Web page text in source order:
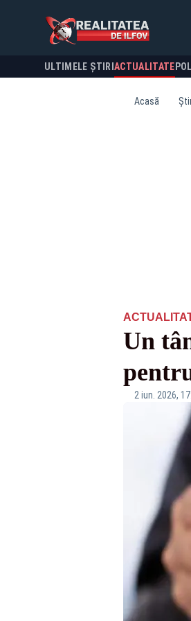
ULTIMELE ȘTIRI ACTUALITATE
Acasă
Un
2 iun. 2026,